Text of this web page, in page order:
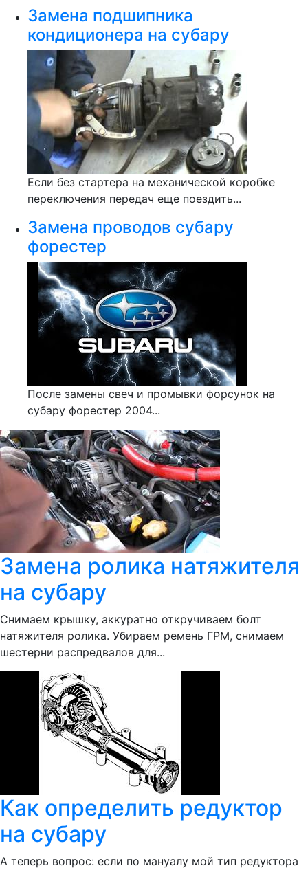
Замена подшипника
кондиционера на субару
Если без стартера на механической коробке
переключения передач еще поездить...
Замена проводов субару
форестер
После замены свеч и промывки форсунок на
субару форестер 2004...
Замена ролика натяжителя
на субару
Снимаем крышку, аккуратно откручиваем болт
натяжителя ролика. Убираем ремень ГРМ, снимаем
шестерни распредвалов для...
Как определить редуктор
на субару
А теперь вопрос: если по мануалу мой тип редуктора